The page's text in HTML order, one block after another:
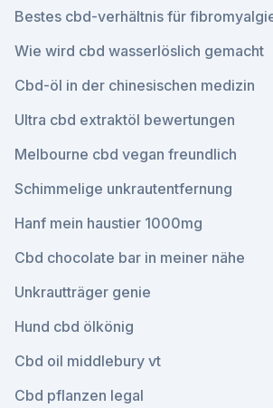
Bestes cbd-verhältnis für
Wie wird cbd wasserlöslich gemacht
Cbd-öl in der chinesischen medizin
Ultra cbd extraktöl bewertungen
Melbourne cbd vegan freundlich
Schimmelige unkrautentfernung
Hanf mein haustier 1000mg
Cbd chocolate bar in meiner nähe
Unkrautträger genie
Hund cbd ölkönig
Cbd oil middlebury vt
Cbd pflanzen legal